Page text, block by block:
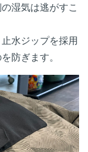
湿気は逃がすこ
水ジップを採用
防ぎます。